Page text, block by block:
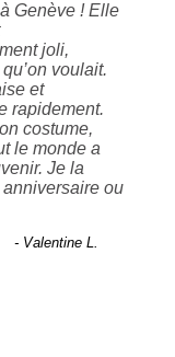
Genève ! Elle
joli,
voulait.
et
rapidement.
costume,
le monde a
Je la
ou
- Valentine L.